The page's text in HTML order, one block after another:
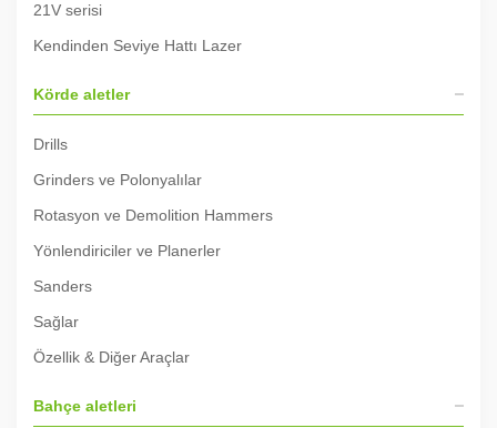
21V serisi
Kendinden Seviye Hattı Lazer
Körde aletler
Drills
Grinders ve Polonyalılar
Rotasyon ve Demolition Hammers
Yönlendiriciler ve Planerler
Sanders
Sağlar
Özellik & Diğer Araçlar
Bahçe aletleri